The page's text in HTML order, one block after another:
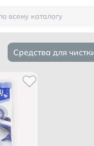
Средства для